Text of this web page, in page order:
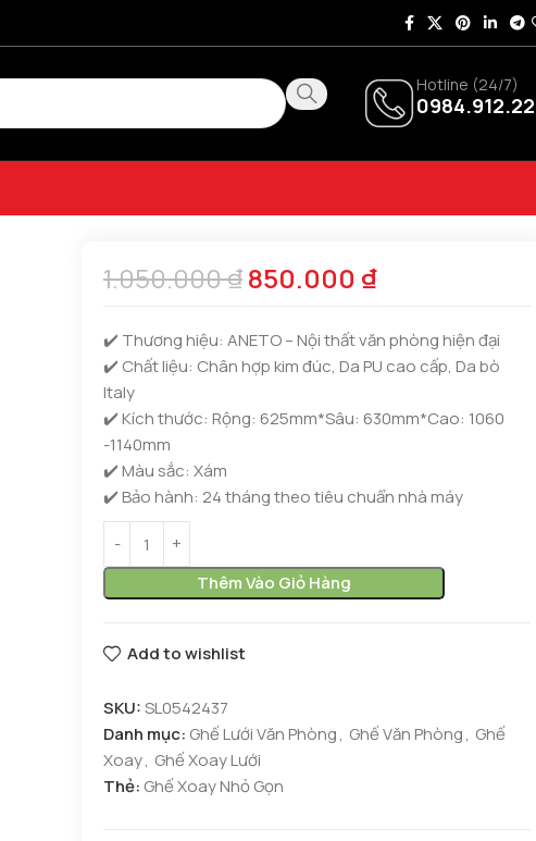
Hotline (24/7)
1.050.000₫850.000 ₫
✔️ Thương hiệu: ANETO – Nội thất văn phòng hiện đại
✔️ Chất liệu: Chân hợp kim đúc, Da PU cao cấp, Da bò
Italy
✔️ Kích thước: Rộng: 625mm*Sâu: 630mm*Cao: 1060
-1140mm
✔️ Màu sắc: Xám
✔️ Bảo hành: 24 tháng theo tiêu chuẩn nhà máy
Thêm Vào Giỏ Hàng
Add to wishlist
SKU:SL0542437
Danh mục: Ghế Lưới Văn Phòng, Ghế Văn Phòng, Ghế
Xoay, Ghế Xoay Lưới
Thẻ: Ghế Xoay Nhỏ Gọn